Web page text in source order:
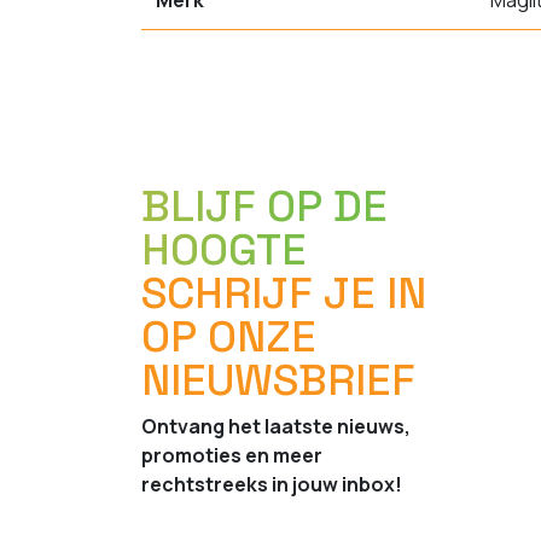
BLIJF OP DE
HOOGTE
SCHRIJF JE IN
OP ONZE
NIEUWSBRIEF
Ontvang het laatste nieuws,
promoties en meer
rechtstreeks in jouw inbox!